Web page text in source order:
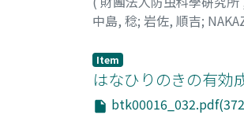
中島, 稔; 岩佐, 順吉;
Item
はなひりのきの有効